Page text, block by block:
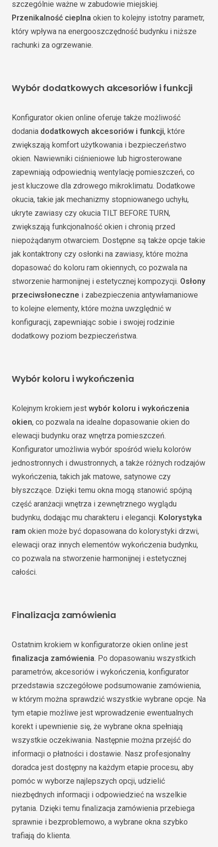
szczególnie ważne w zabudowie miejskiej.
Przenikalność cieplna okien to kolejny istotny parametr,
który wpływa na energooszczędność budynku i niższe
rachunki za ogrzewanie.
Wybór dodatkowych akcesoriów i funkcji
Konfigurator okien online oferuje także możliwość
dodania dodatkowych akcesoriów i funkcji, które
zwiększają komfort użytkowania i bezpieczeństwo
okien. Nawiewniki ciśnieniowe lub higrosterowane
zapewniają odpowiednią wentylację pomieszczeń, co
jest kluczowe dla zdrowego mikroklimatu. Dodatkowe
okucia, takie jak mechanizmy stopniowanego uchyłu,
ukryte zawiasy czy okucia TILT BEFORE TURN,
zwiększają funkcjonalność okien i chronią przed
niepożądanym otwarciem. Dostępne są także opcje takie
jak kontaktrony czy osłonki na zawiasy, które można
dopasować do koloru ram okiennych, co pozwala na
stworzenie harmonijnej i estetycznej kompozycji. Osłony
przeciwsłoneczne i zabezpieczenia antywłamaniowe
to kolejne elementy, które można uwzględnić w
konfiguracji, zapewniając sobie i swojej rodzinie
dodatkowy poziom bezpieczeństwa.
Wybór koloru i wykończenia
Kolejnym krokiem jest wybór koloru i wykończenia
okien, co pozwala na idealne dopasowanie okien do
elewacji budynku oraz wnętrza pomieszczeń.
Konfigurator umożliwia wybór spośród wielu kolorów
jednostronnych i dwustronnych, a także różnych rodzajów
wykończenia, takich jak matowe, satynowe czy
błyszczące. Dzięki temu okna mogą stanowić spójną
część aranżacji wnętrza i zewnętrznego wyglądu
budynku, dodając mu charakteru i elegancji. Kolorystyka
ram okien może być dopasowana do kolorystyki drzwi,
elewacji oraz innych elementów wykończenia budynku,
co pozwala na stworzenie harmonijnej i estetycznej
całości.
Finalizacja zamówienia
Ostatnim krokiem w konfiguratorze okien online jest
finalizacja zamówienia. Po dopasowaniu wszystkich
parametrów, akcesoriów i wykończenia, konfigurator
przedstawia szczegółowe podsumowanie zamówienia,
w którym można sprawdzić wszystkie wybrane opcje. Na
tym etapie możliwe jest wprowadzenie ewentualnych
korekt i upewnienie się, że wybrane okna spełniają
wszystkie oczekiwania. Następnie można przejść do
informacji o płatności i dostawie. Nasz profesjonalny
doradca jest dostępny na każdym etapie procesu, aby
pomóc w wyborze najlepszych opcji, udzielić
niezbędnych informacji i odpowiedzieć na wszelkie
pytania. Dzięki temu finalizacja zamówienia przebiega
sprawnie i bezproblemowo, a wybrane okna szybko
trafiają do klienta.